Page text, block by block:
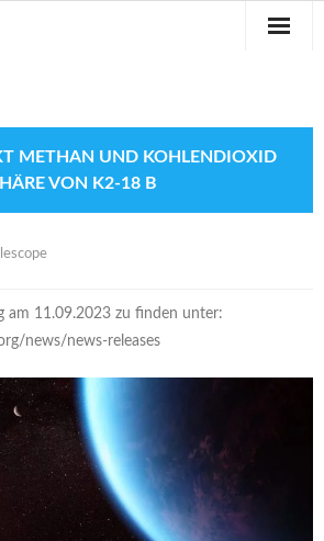
METHAN UND KOHLENDIOXID
VON K2-18 B
am 11.09.2023 zu finden unter:
news/news-releases